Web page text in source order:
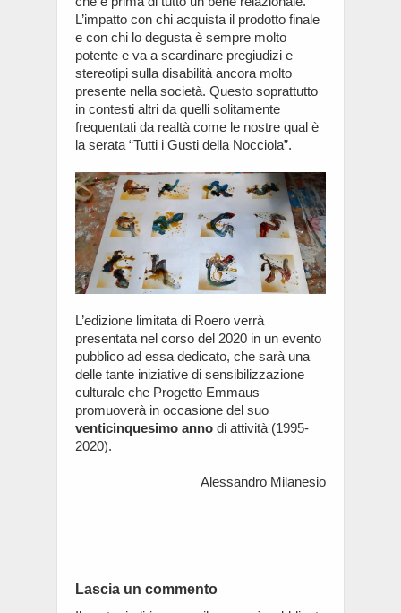
L’impatto con chi acquista il prodotto finale
e con chi lo degusta è sempre molto
potente e va a scardinare pregiudizi e
stereotipi sulla disabilità ancora molto
presente nella società. Questo soprattutto
in contesti altri da quelli solitamente
frequentati da realtà come le nostre qual è
la serata “Tutti i Gusti della Nocciola”.
L’edizione limitata di Roero verrà
presentata nel corso del 2020 in un evento
pubblico ad essa dedicato, che sarà una
delle tante iniziative di sensibilizzazione
culturale che Progetto Emmaus
promuoverà in occasione del suo
venticinquesimo anno di attività (1995-
2020).
Alessandro Milanesio
Lascia un commento